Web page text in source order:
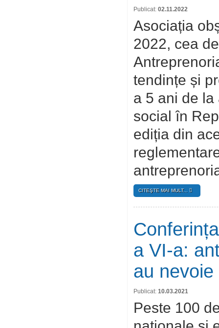
Publicat: 02.11.2022
Asociația
2022, cea
tendințe și
a 5 ani de
social în
ediția din
CITEŞTE MAI MULT...
a VI-a:
au
Publicat: 10.03.2021
Peste 100